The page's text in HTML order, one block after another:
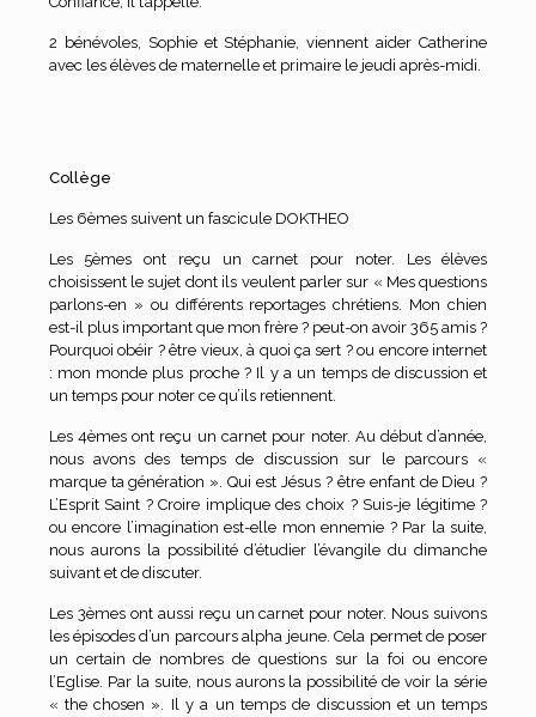
2 bénévoles, Sophie et Stéphanie, viennent aider Catherine
avec les élèves de maternelle et primaire le jeudi après-midi.
Collège
Les 6èmes suivent un fascicule DOKTHEO
Les 5èmes ont reçu un carnet pour noter. Les élèves
choisissent le sujet dont ils veulent parler sur « Mes questions
parlons-en » ou différents reportages chrétiens. Mon chien
est-il plus important que mon frère ? peut-on avoir 365 amis ?
Pourquoi obéir ? être vieux, à quoi ça sert ? ou encore internet
: mon monde plus proche ? Il y a un temps de discussion et
un temps pour noter ce qu’ils retiennent.
Les 4èmes ont reçu un carnet pour noter. Au début d’année,
nous avons des temps de discussion sur le parcours «
marque ta génération ». Qui est Jésus ? être enfant de Dieu ?
L’Esprit Saint ? Croire implique des choix ? Suis-je légitime ?
ou encore l’imagination est-elle mon ennemie ? Par la suite,
nous aurons la possibilité d’étudier l’évangile du dimanche
suivant et de discuter.
Les 3èmes ont aussi reçu un carnet pour noter. Nous suivons
les épisodes d’un parcours alpha jeune. Cela permet de poser
un certain de nombres de questions sur la foi ou encore
l’Eglise. Par la suite, nous aurons la possibilité de voir la série
« the chosen ». Il y a un temps de discussion et un temps